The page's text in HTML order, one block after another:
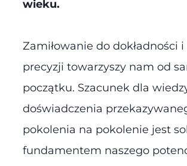
wieku.
Zamiłowanie do dokładności i
precyzji towarzyszy nam od
początku. Szacunek dla
doświadczenia
pokolenia na pokolenie jest
fundamentem naszego